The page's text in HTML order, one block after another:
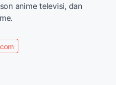
anime televisi, dan